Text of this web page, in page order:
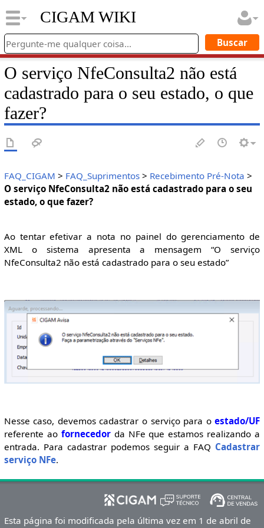
CIGAM WIKI
O serviço NfeConsulta2 não está
cadastrado para o seu estado, o que
fazer?
FAQ_CIGAM > FAQ_Suprimentos> Recebimento Pré-Nota >
O serviço NfeConsulta2 não está cadastrado para o seu
estado, o que fazer?
Ao tentar efetivar a nota no painel do gerenciamento de
XML o sistema apresenta a mensagem “O serviço
NfeConsulta2 não está cadastrado para o seu estado”
Nesse caso, devemos cadastrar o serviço para oestado/UF
referente ao fornecedorda NFe que estamos realizando a
entrada. Para cadastrar podemos seguir a FAQ Cadastrar
serviço NFe.
Esta página foi modificada pela última vez em 1 de abril de